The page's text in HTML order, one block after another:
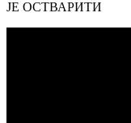
ЈЕ ОСТВАРИТИ